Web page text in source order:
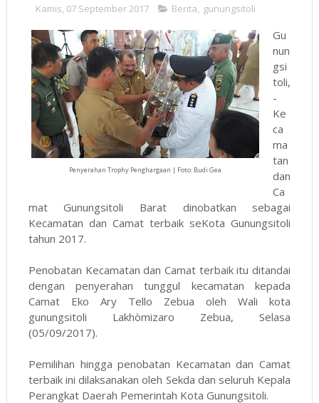
Kamis, 07 September 2017 Berita, gunungsitoli
Penyerahan Trophy Penghargaan | Foto: Budi Gea
Gu
nun
gsi
toli,
-
Ke
ca
ma
tan
dan
Ca
mat Gunungsitoli Barat dinobatkan sebagai
Kecamatan dan Camat terbaik seKota Gunungsitoli
tahun 2017.
Penobatan Kecamatan dan Camat terbaik itu ditandai
dengan penyerahan tunggul kecamatan kepada
Camat Eko Ary Tello Zebua oleh Wali kota
gunungsitoli Lakhòmizaro Zebua, Selasa
(05/09/2017).
Pemilihan hingga penobatan Kecamatan dan Camat
terbaik ini dilaksanakan oleh Sekda dan seluruh Kepala
Perangkat Daerah Pemerintah Kota Gunungsitoli.